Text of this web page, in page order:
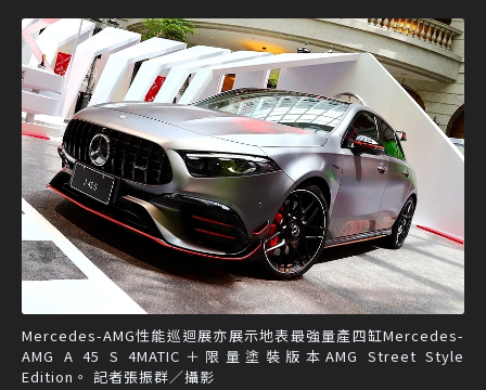
Mercedes-AMG性能巡迴展亦展示地表最強量產四缸Mercedes-
AMG A 45 S 4MATIC＋限量塗裝版本AMG Street Style
Edition。 記者張振群／攝影